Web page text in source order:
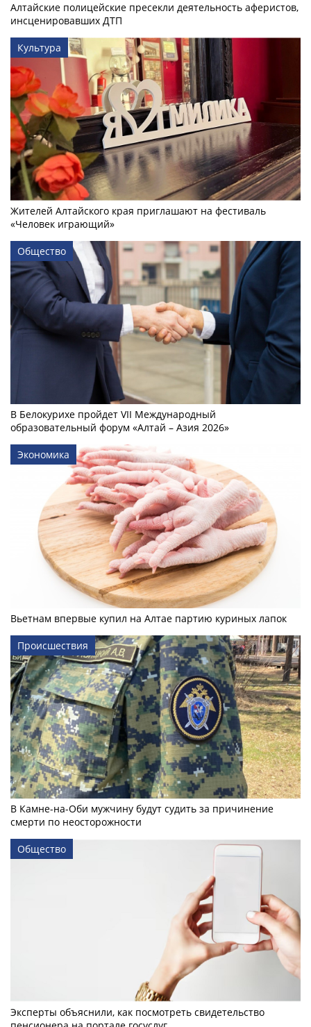
Алтайские полицейские пресекли деятельность аферистов,
инсценировавших ДТП
Культура
Жителей Алтайского края приглашают на фестиваль
«Человек играющий»
Общество
В Белокурихе пройдет VII Международный
образовательный форум «Алтай – Азия 2026»
Экономика
Вьетнам впервые купил на Алтае партию куриных лапок
Происшествия
В Камне-на-Оби мужчину будут судить за причинение
смерти по неосторожности
Общество
Эксперты объяснили, как посмотреть свидетельство